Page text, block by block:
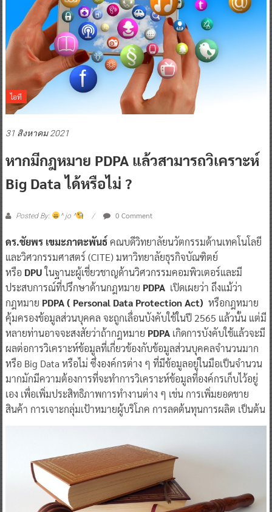
ไอที
31 สิงหาคม 2021
หากมีกฎหมาย PDPA แล้วสามารถวิเคราะห์
Big Data ได้หรือไม่ ?
Posted By: ^ jo ^ 0 Comment
ดร.ชัยพร เขมะภาตะพันธ์คณบดีวิทยาลัยนวัตกรรมด้านเทคโนโลยี
และวิศวกรรมศาสตร์ (CITE) มหาวิทยาลัยธุรกิจบัณฑิตย์
หรือ DPUในฐานะผู้เชี่ยวชาญด้านวิศวกรรมคอมพิวเตอร์และมี
ประสบการณ์ที่ปรึกษาด้านกฎหมาย PDPAเปิดเผยว่า ถึงแม้ว่า
กฎหมาย PDPA ( Personal Data Protection Act) หรือกฎหมาย
คุ้มครองข้อมูลส่วนบุคคล จะถูกเลื่อนบังคับใช้ในปี 2565 แล้วนั้น แต่มี
หลายท่านอาจจะสงสัยว่าถ้ากฎหมาย PDPAเกิดการบังคับใช้แล้วจะมี
ผลต่อการวิเคราะห์ข้อมูลที่เกี่ยวข้องกับข้อมูลส่วนบุคคลจำนวนมาก
หรือ Big Data หรือไม่ ซึ่งองค์กรต่าง ๆ ที่มีข้อมูลอยู่ในมือเป็นจำนวน
มากมักมีความต้องการที่จะทำการวิเคราะห์ข้อมูลที่องค์กรเก็บไว้อยู่
เอง เพื่อเพิ่มประสิทธิภาพการทำงานต่าง ๆ เช่น การเพิ่มยอดขาย
สินค้า การเจาะกลุ่มเป้าหมายผู้บริโภค การลดต้นทุนการผลิต เป็นต้น